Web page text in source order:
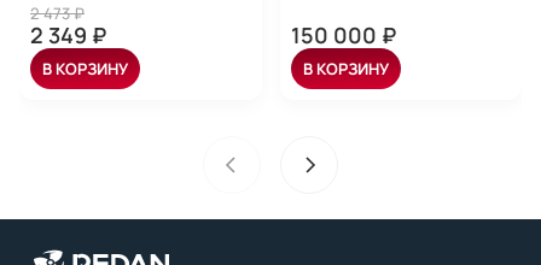
2 473 ₽
2 349 ₽
В КОРЗИНУ
150 000 ₽
В КОРЗИНУ